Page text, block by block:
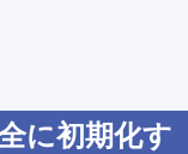
に初期化す